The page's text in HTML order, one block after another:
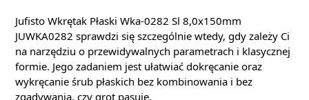
Jufisto Wkrętak Płaski Wka-0282 Sl 8,0x150mm
JUWKA0282 sprawdzi się szczególnie wtedy, gdy zależy Ci
na narzędziu o przewidywalnych parametrach i klasycznej
formie. Jego zadaniem jest ułatwiać dokręcanie oraz
wykręcanie śrub płaskich bez kombinowania i bez
zgadywania, czy grot pasuje.